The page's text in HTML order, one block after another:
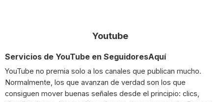
Youtube
Servicios de YouTube en SeguidoresAquí
YouTube no premia solo a los canales que publican mucho.
Normalmente, los que avanzan de verdad son los que
consiguen mover buenas señales desde el principio: clics,